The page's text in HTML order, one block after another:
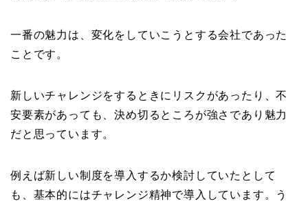
一番の魅力は、変化をしていこうとする会社であった
ことです。
新しいチャレンジをするときにリスクがあったり、不
安要素があっても、決め切るところが強さであり魅力
だと思っています。
例えば新しい制度を導入するか検討していたとして
も、基本的にはチャレンジ精神で導入しています。う